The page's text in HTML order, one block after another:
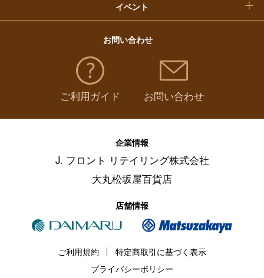
イベント
お問い合わせ
ご利用ガイド お問い合わせ
企業情報
J. フロント リテイリング株式会社
大丸松坂屋百貨店
店舗情報
ご利用規約
特定商取引に基づく表示
プライバシーポリシー